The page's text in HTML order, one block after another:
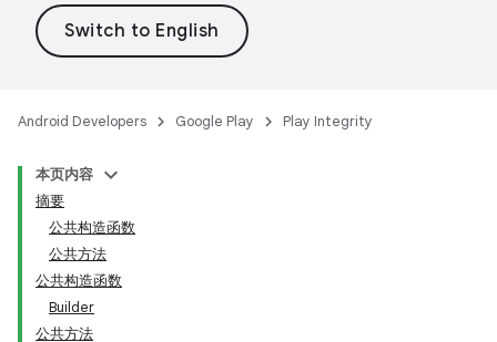
Android Developers Google Play Play Integrity
本页内容
摘要
公共构造函数
公共方法
公共构造函数
Builder
公共方法